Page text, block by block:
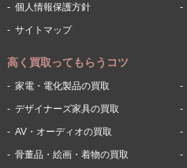
個人情報保護方針
サイトマップ
高く買取ってもらうコツ
家電・電化製品の買取
デザイナーズ家具の買取
AV・オーディオの買取
骨董品・絵画・着物の買取